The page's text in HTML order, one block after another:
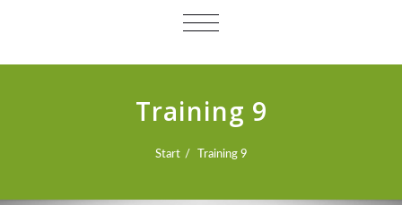
NAVIGATION
Training 9
Start Training 9